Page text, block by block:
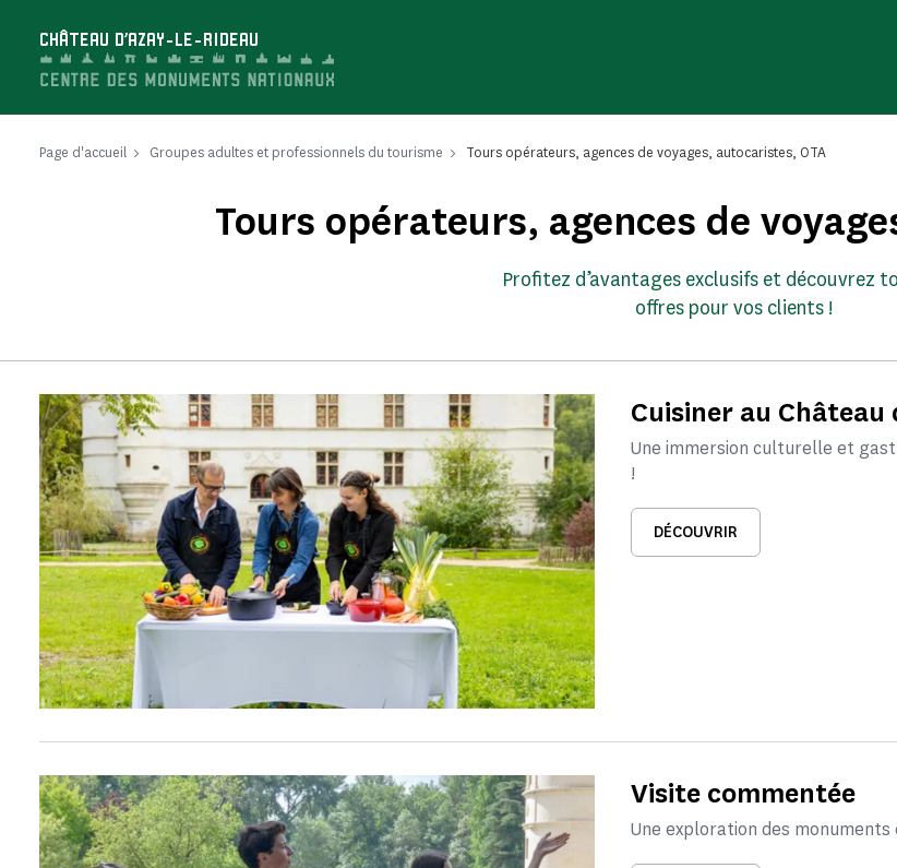
CHÂTEAU D'AZAY-LE-RIDEAU
Page d'accueil Groupes adultes et professionnels du tourisme Tours opérateurs, agences de voyages, autocaristes, OTA
Tours opérateurs, agences de
Profitez d’avantages exclusifs et découvrez
offres pour vos clients !
Cuisiner au Château
Une immersion culturelle et
!
DÉCOUVRIR
Visite commentée
Une exploration des monuments